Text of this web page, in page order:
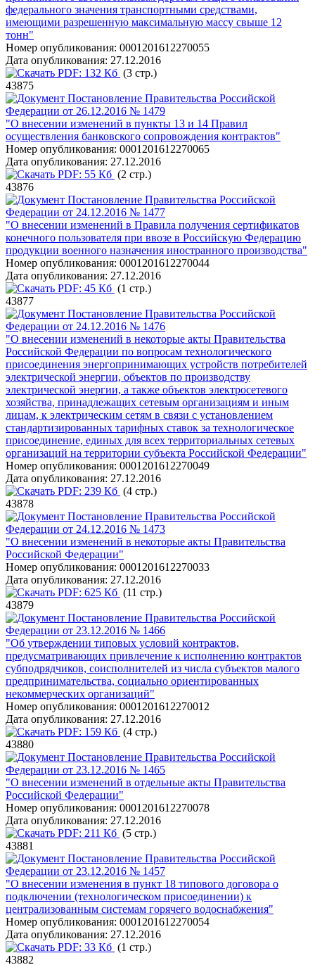
федерального значения транспортными средствами,
имеющими разрешенную максимальную массу свыше 12
тонн"
Номер опубликования: 0001201612270055
Дата опубликования: 27.12.2016
PDF: 132 Кб (3 стр.)
43875
Постановление Правительства Российской
Федерации от 26.12.2016 № 1479
"О внесении изменений в пункты 13 и 14 Правил
осуществления банковского сопровождения контрактов"
Номер опубликования: 0001201612270065
Дата опубликования: 27.12.2016
PDF: 55 Кб (2 стр.)
43876
Постановление Правительства Российской
Федерации от 24.12.2016 № 1477
"О внесении изменений в Правила получения сертификатов
конечного пользователя при ввозе в Российскую Федерацию
продукции военного назначения иностранного производства"
Номер опубликования: 0001201612270044
Дата опубликования: 27.12.2016
PDF: 45 Кб (1 стр.)
43877
Постановление Правительства Российской
Федерации от 24.12.2016 № 1476
"О внесении изменений в некоторые акты Правительства
Российской Федерации по вопросам технологического
присоединения энергопринимающих устройств потребителей
электрической энергии, объектов по производству
электрической энергии, а также объектов электросетевого
хозяйства, принадлежащих сетевым организациям и иным
лицам, к электрическим сетям в связи с установлением
стандартизированных тарифных ставок за технологическое
присоединение, единых для всех территориальных сетевых
организаций на территории субъекта Российской Федерации"
Номер опубликования: 0001201612270049
Дата опубликования: 27.12.2016
PDF: 239 Кб (4 стр.)
43878
Постановление Правительства Российской
Федерации от 24.12.2016 № 1473
"О внесении изменений в некоторые акты Правительства
Российской Федерации"
Номер опубликования: 0001201612270033
Дата опубликования: 27.12.2016
PDF: 625 Кб (11 стр.)
43879
Постановление Правительства Российской
Федерации от 23.12.2016 № 1466
"Об утверждении типовых условий контрактов,
предусматривающих привлечение к исполнению контрактов
субподрядчиков, соисполнителей из числа субъектов малого
предпринимательства, социально ориентированных
некоммерческих организаций"
Номер опубликования: 0001201612270012
Дата опубликования: 27.12.2016
PDF: 159 Кб (4 стр.)
43880
Постановление Правительства Российской
Федерации от 23.12.2016 № 1465
"О внесении изменений в отдельные акты Правительства
Российской Федерации"
Номер опубликования: 0001201612270078
Дата опубликования: 27.12.2016
PDF: 211 Кб (5 стр.)
43881
Постановление Правительства Российской
Федерации от 23.12.2016 № 1457
"О внесении изменения в пункт 18 типового договора о
подключении (технологическом присоединении) к
централизованным системам горячего водоснабжения"
Номер опубликования: 0001201612270054
Дата опубликования: 27.12.2016
PDF: 33 Кб (1 стр.)
43882